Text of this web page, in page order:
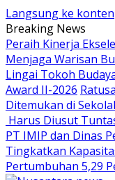
Langsung ke konten
Breaking News
Peraih Kinerja
Menjaga Warisan
Lingai Tokoh
Award II-2026
Ditemukan di
Harus Diusut
PT IMIP dan Dinas
Tingkatkan
Pertumbuhan 5,29